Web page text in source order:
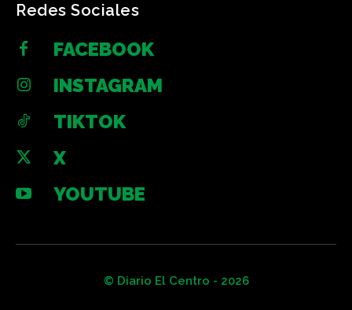
Redes Sociales
FACEBOOK
INSTAGRAM
TIKTOK
X
YOUTUBE
© Diario El Centro - 2026